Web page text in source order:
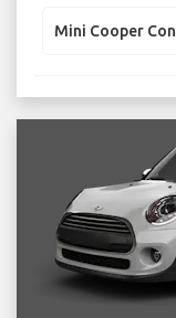
Mini Cooper